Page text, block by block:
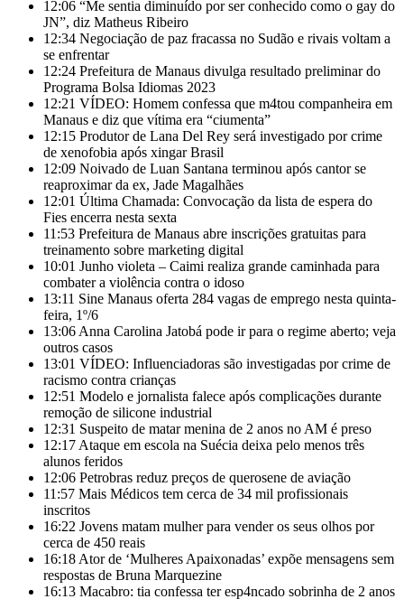
12:06 “Me sentia diminuído por ser conhecido como o gay do
JN”, diz Matheus Ribeiro
12:34 Negociação de paz fracassa no Sudão e rivais voltam a
se enfrentar
12:24 Prefeitura de Manaus divulga resultado preliminar do
Programa Bolsa Idiomas 2023
12:21 VÍDEO: Homem confessa que m4tou companheira em
Manaus e diz que vítima era “ciumenta”
12:15 Produtor de Lana Del Rey será investigado por crime
de xenofobia após xingar Brasil
12:09 Noivado de Luan Santana terminou após cantor se
reaproximar da ex, Jade Magalhães
12:01 Última Chamada: Convocação da lista de espera do
Fies encerra nesta sexta
11:53 Prefeitura de Manaus abre inscrições gratuitas para
treinamento sobre marketing digital
10:01 Junho violeta – Caimi realiza grande caminhada para
combater a violência contra o idoso
13:11 Sine Manaus oferta 284 vagas de emprego nesta quinta-
feira, 1º/6
13:06 Anna Carolina Jatobá pode ir para o regime aberto; veja
outros casos
13:01 VÍDEO: Influenciadoras são investigadas por crime de
racismo contra crianças
12:51 Modelo e jornalista falece após complicações durante
remoção de silicone industrial
12:31 Suspeito de matar menina de 2 anos no AM é preso
12:17 Ataque em escola na Suécia deixa pelo menos três
alunos feridos
12:06 Petrobras reduz preços de querosene de aviação
11:57 Mais Médicos tem cerca de 34 mil profissionais
inscritos
16:22 Jovens matam mulher para vender os seus olhos por
cerca de 450 reais
16:18 Ator de ‘Mulheres Apaixonadas’ expõe mensagens sem
respostas de Bruna Marquezine
16:13 Macabro: tia confessa ter esp4ncado sobrinha de 2 anos